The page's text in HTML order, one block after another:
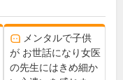
メンタルで子供
が お世話になり女医
の先生にはきめ細か